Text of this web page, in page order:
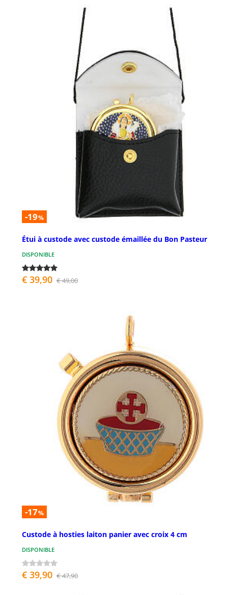
-19%
Étui à custode avec custode émaillée du Bon Pasteur
DISPONIBLE
€ 39,90 € 49,00
-17%
Custode à hosties laiton panier avec croix 4 cm
DISPONIBLE
€ 39,90 € 47,90